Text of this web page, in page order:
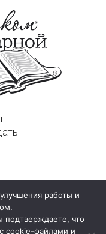
д. 4а, стр. 1
работы и
подтверждаете, что
cookie-файлами и